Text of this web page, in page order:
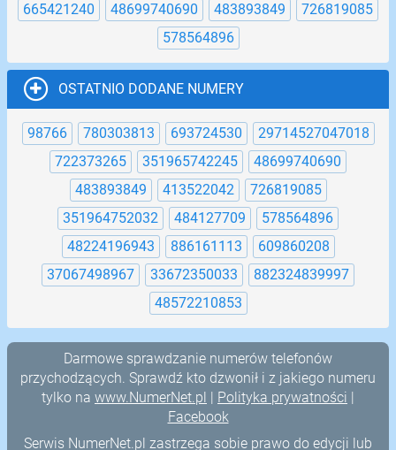
665421240
48699740690 483893849
726819085
578564896
OSTATNIO DODANE NUMERY
98766 780303813 693724530
29714527047018
722373265
351965742245
48699740690
483893849
413522042
726819085
351964752032
484127709
578564896
48224196943
886161113
609860208
37067498967
33672350033
882324839997
48572210853
Darmowe sprawdzanie numerów telefonów
przychodzących. Sprawdź kto dzwonił i z jakiego numeru
tylko na www.NumerNet.pl | Polityka prywatności |
Facebook
Serwis NumerNet.pl zastrzega sobie prawo do edycji lub